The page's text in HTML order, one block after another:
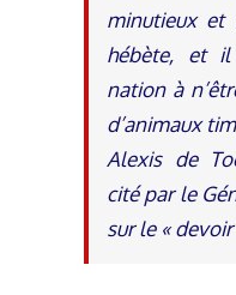
minutieux et
hébète, et il
nation à
d’animaux
Alexis de
cité par le
sur le «